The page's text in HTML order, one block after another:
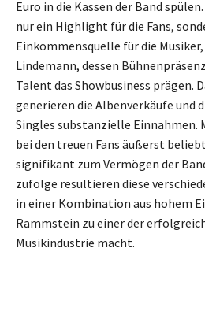
Euro in die Kassen der Band
nur ein Highlight für die Fans,
Einkommensquelle für die
Lindemann, dessen
Talent das Showbusiness prägen.
generieren die Albenverkäufe und
Singles substanzielle Einnahmen.
bei den treuen Fans äußerst
signifikant zum Vermögen der
zufolge resultieren diese
in einer Kombination aus hohem
Rammstein zu einer der
Musikindustrie macht.